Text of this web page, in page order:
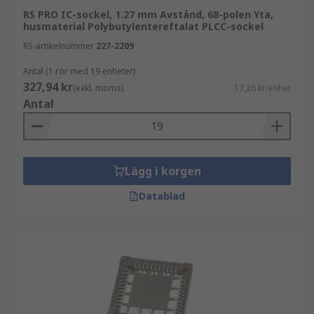
DIL-socklar (Dual-in-line)
parallella rader av stift, tillgängliga i olika
antal för att matcha relevant IC och är
normalt mycket kostnadseffektiva. En större
sockel kan skapas genom att placera två
mindre bredvid varandra, ände mot ände,
t.ex. två 8-stifts blir en 16-stifts.
SIL-socklar (Single in-line)har en enda rad
av stift och används ofta i mindre
applikationer som resistormatriser eller
DIMM-socklar (Dual In-line Memory
Random Access Memory (RAM)
kan enkelt installeras i datorer eller
RS PRO IC-sockel, 1.27 mm Avstånd, 68-polen Yta,
husmaterial Polybutylentereftalat PLCC-sockel
RS-artikelnummer 227-2209
Antal (1 rör med 19 enheter)
327,94 kr(exkl. moms) 17,26 kr/enhet
Antal
Lägg i korgen
Datablad